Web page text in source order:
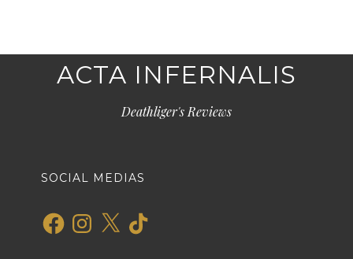
ACTA INFERNALIS
Deathliger's Reviews
SOCIAL MEDIAS
FacebookInstagram
X TikTok